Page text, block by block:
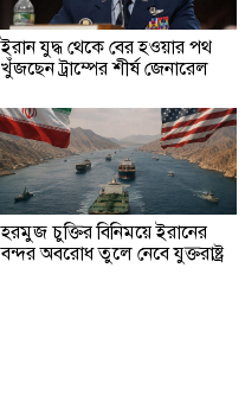
ইরান যুদ্ধ থেকে বের হওয়ার পথ
খুঁজছেন ট্রাম্পের শীর্ষ জেনারেল
হরমুজ চুক্তির বিনিময়ে ইরানের
বন্দর অবরোধ তুলে নেবে যুক্তরাষ্ট্র